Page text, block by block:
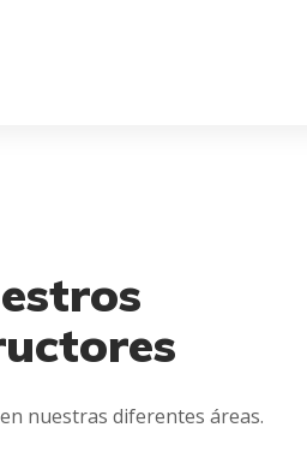
nuestras diferentes áreas.